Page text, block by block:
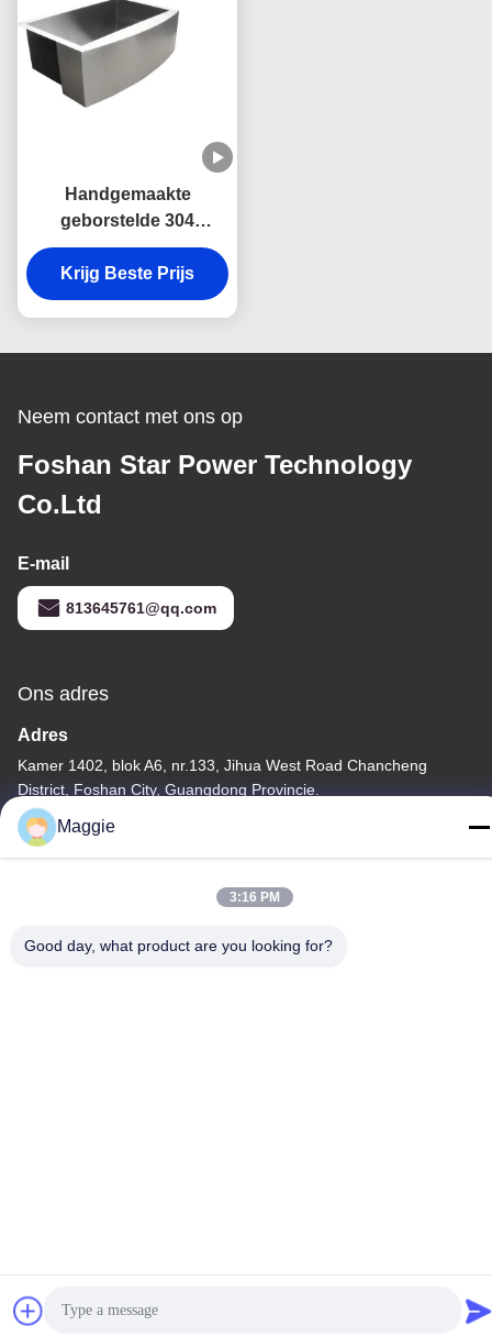
Handgemaakte
geborstelde 304
roestvrij staal boerderij
wasbak met
geluidsdemping en
gebogen voorschoon
Krijg Beste Prijs
Neem contact met ons op
Foshan Star Power Technology
Co.Ltd
E-mail
813645761@qq.com
Ons adres
Adres
Kamer 1402, blok A6, nr.133, Jihua West Road Chancheng
District, Foshan City, Guangdong Provincie.
Tel
86-13342999029
Maggie
3:16 PM
Good day, what product are you looking for?